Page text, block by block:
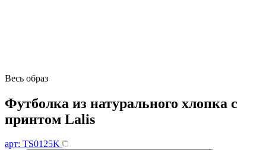
Весь образ
Футболка из натурального хлопка с
принтом Lalis
арт: TS0125K